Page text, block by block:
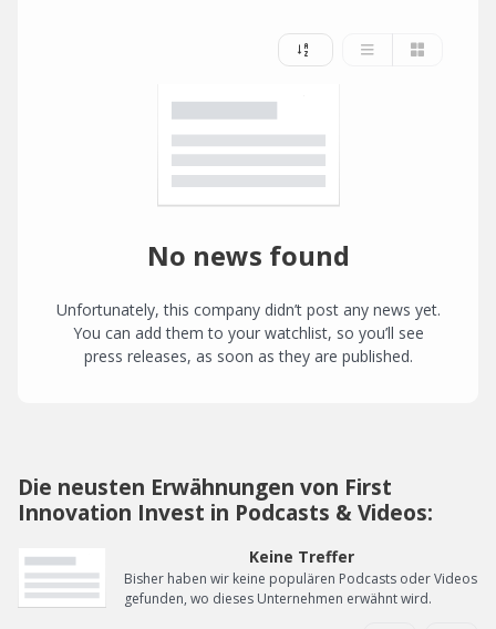
No news found
Unfortunately, this company didn’t post any news yet.
You can add them to your watchlist, so you’ll see
press releases, as soon as they are published.
Die neusten Erwähnungen von First
Innovation Invest in Podcasts & Videos:
Keine Treffer
Bisher haben wir keine populären Podcasts oder Videos
gefunden, wo dieses Unternehmen erwähnt wird.